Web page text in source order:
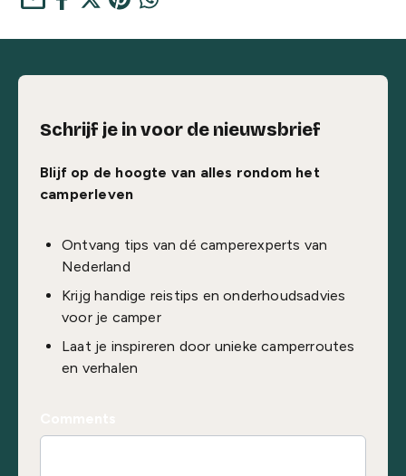
Schrijf je in voor de nieuwsbrief
Blijf op de hoogte van alles rondom het
camperleven
Ontvang tips van dé camperexperts van
Nederland
Krijg handige reistips en onderhoudsadvies
voor je camper
Laat je inspireren door unieke camperroutes
en verhalen